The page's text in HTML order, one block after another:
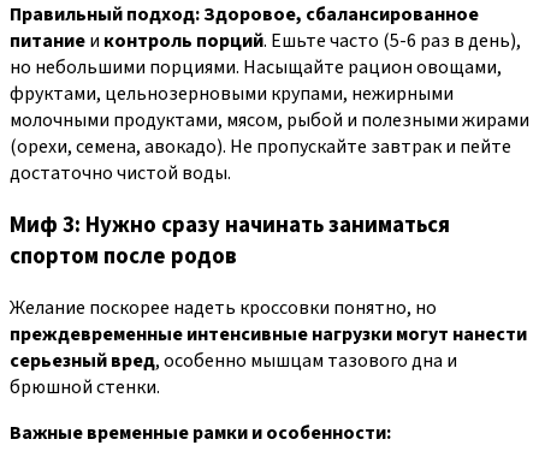
Правильный подход:Здоровое, сбалансированное
питаниеи контроль порций. Ешьте часто (5-6 раз в день),
но небольшими порциями. Насыщайте рацион овощами,
фруктами, цельнозерновыми крупами, нежирными
молочными продуктами, мясом, рыбой и полезными жирами
(орехи, семена, авокадо). Не пропускайте завтрак и пейте
достаточно чистой воды.
Миф 3: Нужно сразу начинать заниматься
спортом после родов
Желание поскорее надеть кроссовки понятно, но
преждевременные интенсивные нагрузки могут нанести
серьезный вред, особенно мышцам тазового дна и
брюшной стенки.
Важные временные рамки и особенности: